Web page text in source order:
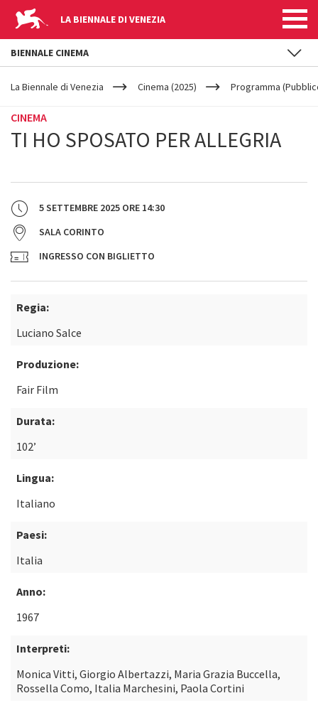
LA BIENNALE DI VENEZIA
YOUR
ARE
La Biennale di Venezia Cinema (2025) Programma
CINEMA
TI HO SPOSATO PER ALLEGRIA
5 SETTEMBRE 2025 ORE 14:30
SALA CORINTO
INGRESSO CON BIGLIETTO
Regia:
Luciano Salce
Produzione:
Fair Film
Durata:
102’
Lingua:
Italiano
Paesi:
Italia
Anno:
1967
Interpreti:
Monica Vitti, Giorgio Albertazzi, Maria Grazia Buccella,
Rossella Como, Italia Marchesini, Paola Cortini
BIENNALE CINEMA